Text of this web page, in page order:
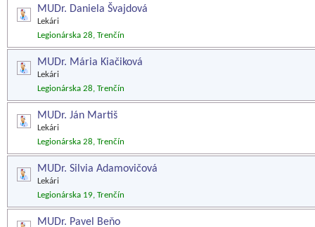
MUDr. Daniela Švajdová
Lekári
Legionárska 28, Trenčín
MUDr. Mária Kiačiková
Lekári
Legionárska 28, Trenčín
MUDr. Ján Martiš
Lekári
Legionárska 28, Trenčín
MUDr. Silvia Adamovičová
Lekári
Legionárska 19, Trenčín
MUDr. Pavel Beňo